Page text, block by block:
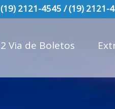
(19) 2121-4545 / (19) 2121-
2 Via de Boletos